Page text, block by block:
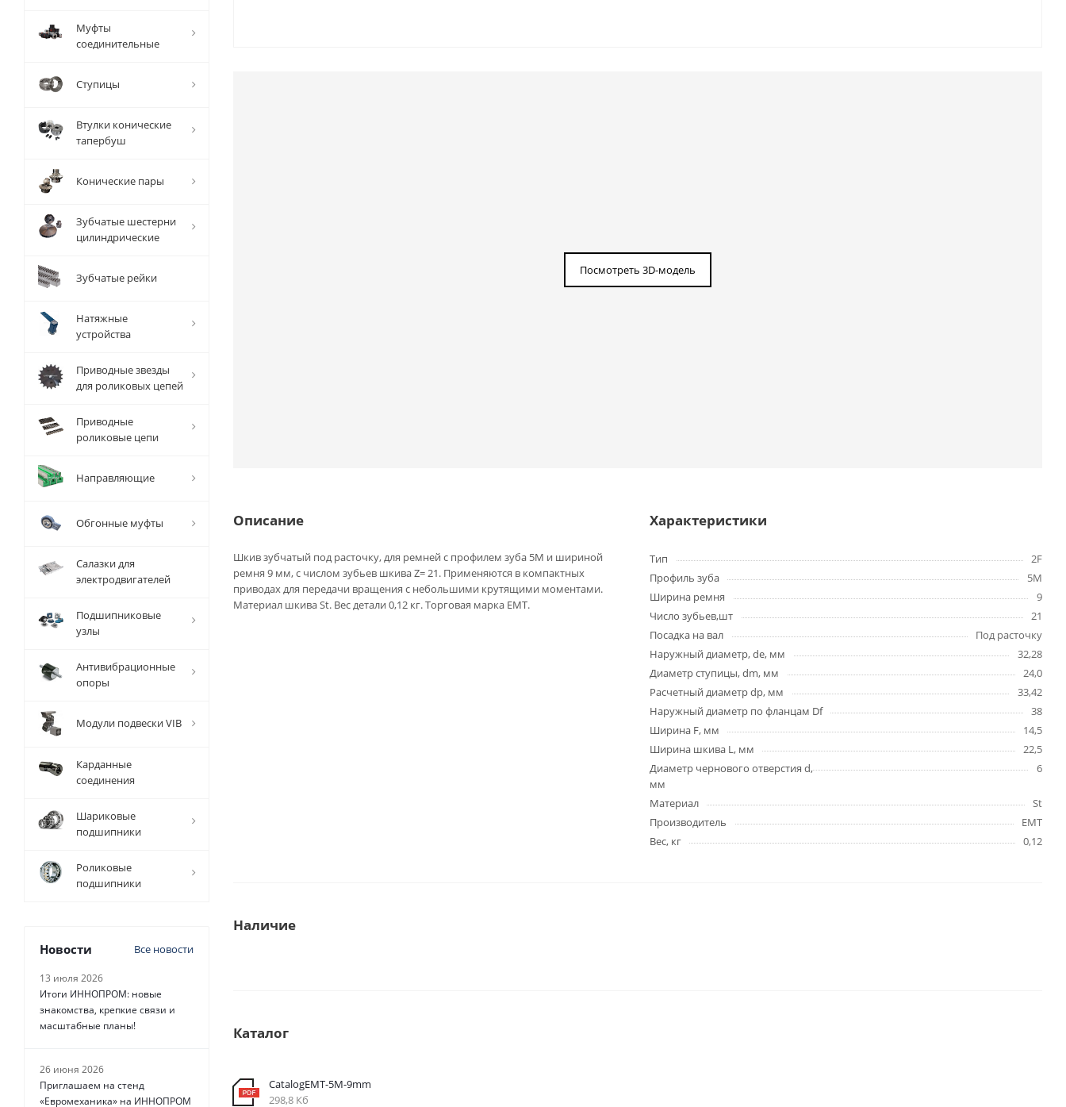
Посмотреть 3D-модель
Описание
Шкив зубчатый под расточку, для ремней с профилем зуба 5M и шириной
ремня 9 мм, с числом зубьев шкива Z= 21. Применяются в компактных
приводах для передачи вращения с небольшими крутящими моментами.
Материал шкива St. Вес детали 0,12 кг. Торговая марка EMT.
Характеристики
Тип
2F
Профиль зуба
5M
Ширина ремня
9
Число зубьев,шт
21
Посадка на вал
Под расточку
Наружный диаметр, de, мм
32,28
Диаметр ступицы, dm, мм
24,0
Расчетный диаметр dp, мм
33,42
Наружный диаметр по фланцам Df
38
Ширина F, мм
14,5
Ширина шкива L, мм
22,5
Диаметр чернового отверстия d,
мм
6
Материал
St
Производитель
EMT
Вес, кг
0,12
Наличие
Каталог
CatalogEMT-5М-9mm
298,8 Кб
Муфты
соединительные
Ступицы
Втулки конические
тапербуш
Конические пары
Зубчатые шестерни
цилиндрические
Зубчатые рейки
Натяжные
устройства
Приводные звезды
для роликовых цепей
Приводные
роликовые цепи
Направляющие
Обгонные муфты
Салазки для
электродвигателей
Подшипниковые
узлы
Антивибрационные
опоры
Модули подвески VIB
Карданные
соединения
Шариковые
подшипники
Роликовые
подшипники
Новости Все новости
13 июля 2026
Итоги ИННОПРОМ: новые
знакомства, крепкие связи и
масштабные планы!
26 июня 2026
Приглашаем на стенд
«Евромеханика» на ИННОПРОМ